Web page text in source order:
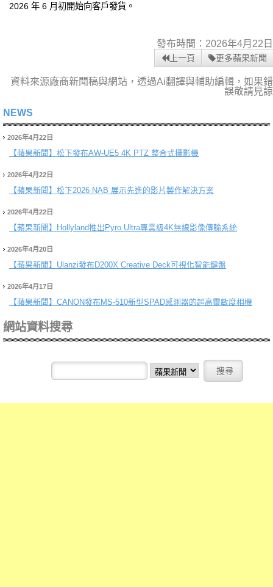
2026 年 6 月初開始向客戶發貨。
發布時間：2026年4月22日
上一頁 更多蘋果新聞
資料來源廠商新聞稿與網站，透過Ai翻譯與輔助編輯，如果錯
誤敬請見諒
NEWS
2026年4月22日
【蘋果新聞】 松下發布AW-UE5 4K PTZ 整合式攝影機
2026年4月22日
【蘋果新聞】 松下2026 NAB 展示先進的影片製作解決方案
2026年4月22日
【蘋果新聞】 Hollyland推出Pyro Ultra專業級4K無線影像傳輸系統
2026年4月20日
【蘋果新聞】 Ulanzi發布D200X Creative Deck可視化智能鍵盤
2026年4月17日
【蘋果新聞】 CANON發布MS-510新型SPAD感測器的超高靈敏度相機
網站資料搜尋